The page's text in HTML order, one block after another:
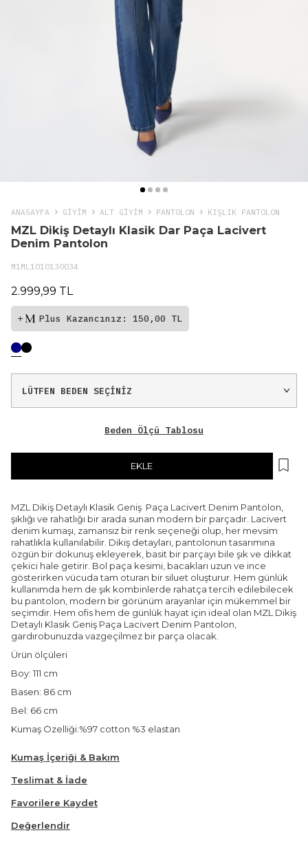
ANASAYFA GIYIM ALT GİYİM PANTOLON KIŞLIK PANTOLON
MZL Dikiş Detaylı Klasik Dar Paça Lacivert
Denim Pantolon
M1ML1010130034
2.999,99 TL
Plus Kazancınız: 150,00 TL
Beden Ölçü Tablosu
EKLE
MZL Dikiş Detaylı Klasik Geniş Paça Lacivert Denim Pantolon,
şıklığı ve rahatlığı bir arada sunan modern bir parçadır. Lacivert
denim kumaşı, zamansız bir renk seçeneği olup, her mevsim
rahatlıkla kullanılabilir. Dikiş detayları, pantolonun tasarımına
özgün bir dokunuş ekleyerek, basit bir parçayı bile şık ve dikkat
çekici hale getirir. Bol paça kesimi, bacakları uzun ve ince
gösterirken vücuda tam oturan bir siluet oluşturur. Hem günlük
kullanımda hem de şık kombinlerde rahatça tercih edilebilecek
bu pantolon, modern bir görünüm arayanlar için mükemmel bir
seçimdir. Hem ofis hem de günlük hayat için ideal olan MZL Dikiş
Detaylı Klasik Geniş Paça Lacivert Denim Pantolon,
gardırobunuzda vazgeçilmez bir parça olacak.
Ürün ölçüleri
Boy: 111 cm
Basen: 86 cm
Bel: 66 cm
Kumaş Özelliği:%97 cotton %3 elastan
Kumaş İçeriği & Bakım
Teslimat & İade
Favorilere Kaydet
Değerlendir